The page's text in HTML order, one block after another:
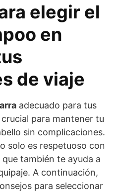
elegir el
en
de viaje
adecuado para tus
para mantener tu
sin complicaciones.
solo es respetuoso con
también te ayuda a
A continuación,
para seleccionar